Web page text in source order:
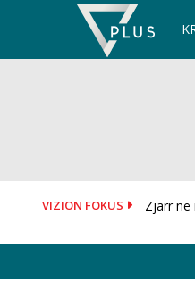
VIZION FOKUS OKB i